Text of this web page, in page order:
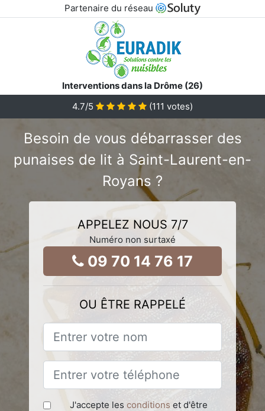
Partenaire du réseau
Interventions dans la Drôme (26)
4.7/5 (111 votes)
Besoin de vous débarrasser des
punaises de lit à Saint-Laurent-en-
Royans ?
APPELEZ NOUS 7/7
Numéro non surtaxé
09 70 14 76 17
OU ÊTRE RAPPELÉ
J'accepte les conditions et d'être